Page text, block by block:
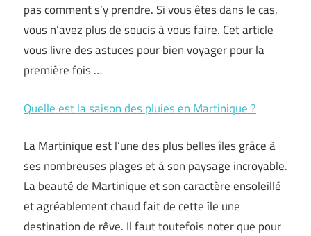
pas comment s’y prendre. Si vous êtes dans le cas,
vous n’avez plus de soucis à vous faire. Cet article
vous livre des astuces pour bien voyager pour la
première fois …
Quelle est la saison des pluies en Martinique ?
La Martinique est l’une des plus belles îles grâce à
ses nombreuses plages et à son paysage incroyable.
La beauté de Martinique et son caractère ensoleillé
et agréablement chaud fait de cette île une
destination de rêve. Il faut toutefois noter que pour